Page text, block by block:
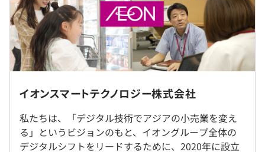
◎オンライン／オフラインのハイブリッド型勤務・出社時
は本社（海浜幕張）もしくはサテライトオフィス(京橋)と
なります。
想定
就業場所の変更範囲
（※想定年収は年収提示額を保証するものではありません）
コアタイムなしのフルフレックスタイム制です。
入社後にチームや上長と相談しながらMTG時間や出社の
頻度などを設定し、個々人のご事情に即した働き方ができ
ます。
その他、毎週金曜日はNo残業デー。
研修の有無及び内容
あり：新入社員研修
前年度の月平均所定外労働時間の実績
15.0時間
イオンスマートテクノロジー株式会社
私たちは、「デジタル技術でアジアの小売業を変え
る」というビジョンのもと、イオングループ全体の
デジタルシフトをリードするために、2020年に設立